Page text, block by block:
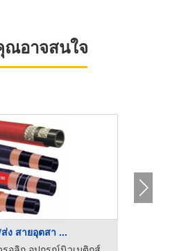
อาจสนใจ
ง สายอุตสา ...